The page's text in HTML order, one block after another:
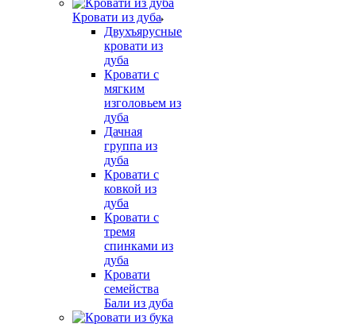
Кровати из дуба
Двухъярусные
кровати из
дуба
Кровати с
мягким
изголовьем из
дуба
Дачная
группа из
дуба
Кровати с
ковкой из
дуба
Кровати с
тремя
спинками из
дуба
Кровати
семейства
Бали из дуба